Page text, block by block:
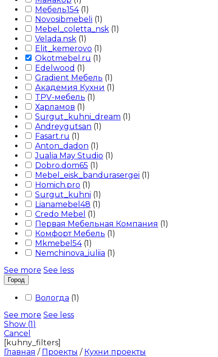
Мебель154 (1)
Novosibmebeli (1)
Mebel_coletta_nsk (1)
Velada.nsk (1)
Elit_kemerovo (1)
Okotmebel.ru (1)
Edelwood (1)
Gradient Мебель (1)
Академия Кухни (1)
TPV-мебель (1)
Харламов (1)
Surgut_kuhni_dream (1)
Andreygutsan (1)
Fasart.ru (1)
Anton_dadon (1)
Jualia May Studio (1)
Dobro.dom65 (1)
Mebel_eisk_bandurasergei (1)
Homich.pro (1)
Surgut_kuhni (1)
Lianamebel48 (1)
Credo Mebel (1)
Первая Мебельная Компания (1)
Комфорт Мебель (1)
Mkmebel54 (1)
Nemchinova_iuliia (1)
See more See less
Город
Вологда (1)
See more See less
Show (1)
Cancel
[kuhny_filters]
Главная / Проекты / Кухни проекты